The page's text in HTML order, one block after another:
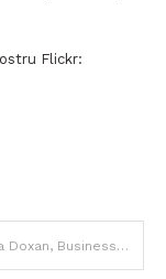
Flickr:
Ana Maria Doxan, Business Executive Officer Nespresso: Continuăm să ne consolidăm prezența în orașele în care avem deja puncte de vânzare și investim continuu în implementarea unor servicii noi în zona de e-commerce și livrare